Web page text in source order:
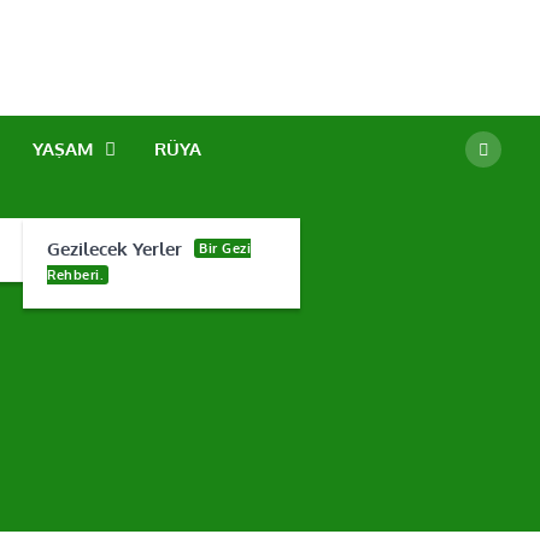
YAŞAM
Gezilecek Yerler
Bir Gezi
Rehberi.
RÜYA